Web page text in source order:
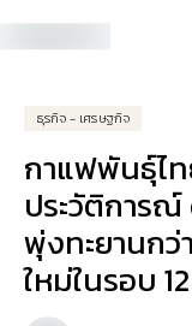
ธุรกิจ - เศรษฐกิจ
กาแฟพันธุ์ไ
ประวัติการณ์
พุ่งทะยานกว่
ใหม่ในรอบ